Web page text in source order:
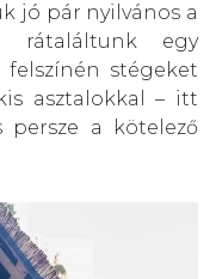
jó pár nyilvános a
rátaláltunk egy
felszínén stégeket
asztalokkal – itt
a kötelező